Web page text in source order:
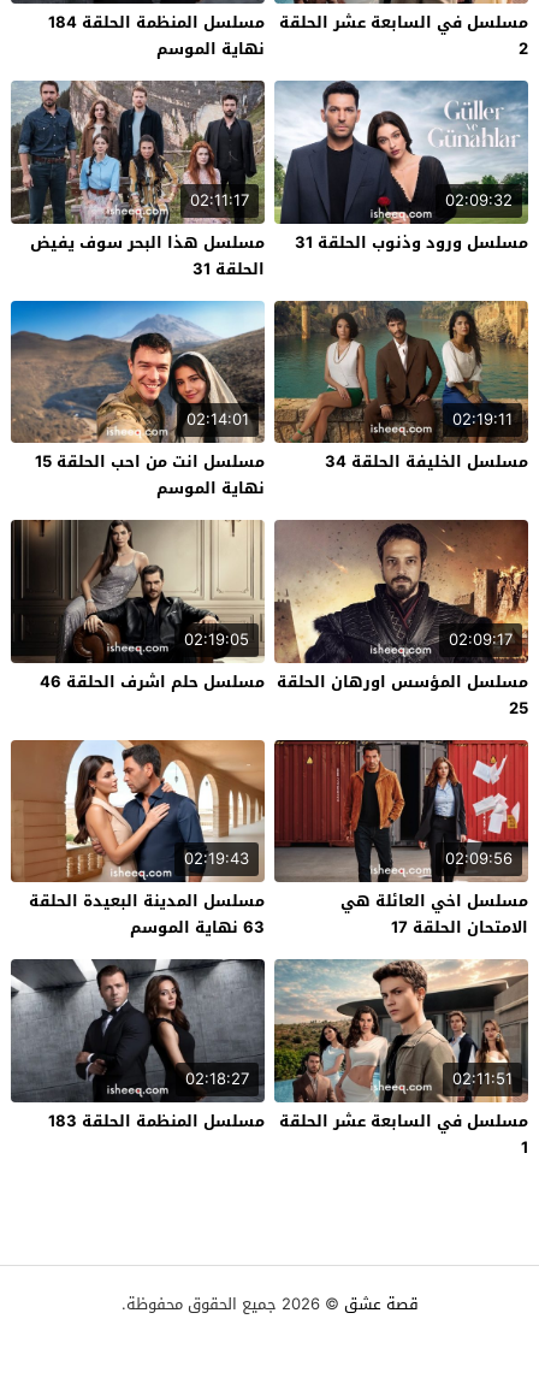
مسلسل في السابعة عشر الحلقة
2
مسلسل المنظمة الحلقة 184
نهاية الموسم
02:09:32
مسلسل ورود وذنوب الحلقة 31
02:11:17
مسلسل هذا البحر سوف يفيض
الحلقة 31
02:19:11
مسلسل الخليفة الحلقة 34
02:14:01
مسلسل انت من احب الحلقة 15
نهاية الموسم
02:09:17
مسلسل المؤسس اورهان الحلقة
25
02:19:05
مسلسل حلم اشرف الحلقة 46
02:09:56
مسلسل اخي العائلة هي
الامتحان الحلقة 17
02:19:43
مسلسل المدينة البعيدة الحلقة
63 نهاية الموسم
02:11:51
مسلسل في السابعة عشر الحلقة
1
02:18:27
مسلسل المنظمة الحلقة 183
قصة عشق © 2026 جميع الحقوق محفوظة.